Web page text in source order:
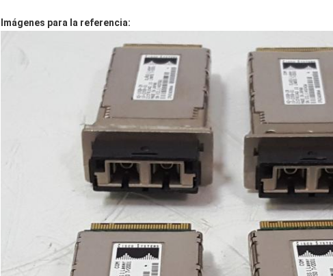
Imágenes para la referencia: